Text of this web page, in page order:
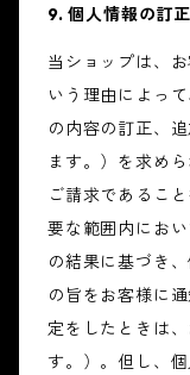
9. 個人情報の訂
当ショップは、
いう理由によっ
の内容の訂正、
ます。）を求め
ご請求であるこ
要な範囲内にお
の結果に基づき
の旨をお客様に
定をしたときは
す。）。但し、